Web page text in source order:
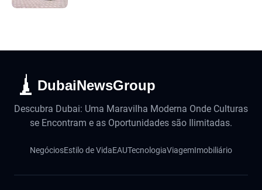
DubaiNewsGroup
Descubra Dubai: Uma Maravilha Moderna Onde Culturas
se Encontram e as Oportunidades são Ilimitadas.
NegóciosEstilo de VidaEAUTecnologiaViagemImobiliário